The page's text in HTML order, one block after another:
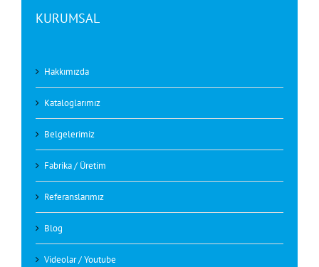
KURUMSAL
Hakkımızda
Kataloglarımız
Belgelerimiz
Fabrika / Üretim
Referanslarımız
Blog
Videolar / Youtube